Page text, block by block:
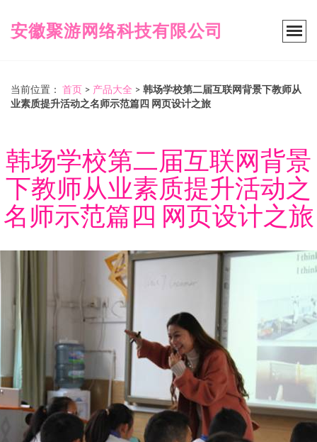
安徽聚游网络科技有限公司
当前位置： 首页 > 产品大全 > 韩场学校第二届互联网背景下教师从
业素质提升活动之名师示范篇四 网页设计之旅
韩场学校第二届互联网背景
下教师从业素质提升活动之
名师示范篇四 网页设计之旅